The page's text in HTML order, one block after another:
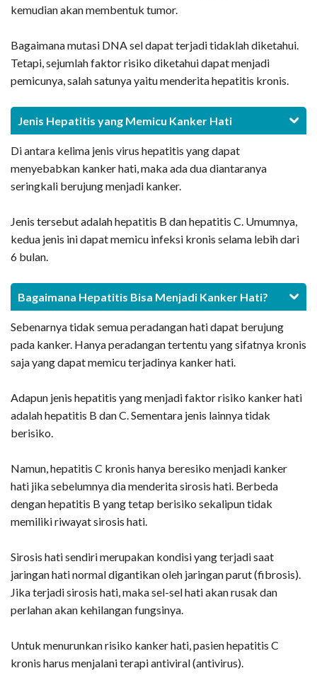
kemudian akan membentuk tumor.
Bagaimana mutasi DNA sel dapat terjadi tidaklah diketahui.
Tetapi, sejumlah faktor risiko diketahui dapat menjadi
pemicunya, salah satunya yaitu menderita hepatitis kronis.
Jenis Hepatitis yang Memicu Kanker Hati
Di antara kelima jenis virus hepatitis yang dapat
menyebabkan kanker hati, maka ada dua diantaranya
seringkali berujung menjadi kanker.
Jenis tersebut adalah hepatitis B dan hepatitis C. Umumnya,
kedua jenis ini dapat memicu infeksi kronis selama lebih dari
6 bulan.
Bagaimana Hepatitis Bisa Menjadi Kanker Hati?
Sebenarnya tidak semua peradangan hati dapat berujung
pada kanker. Hanya peradangan tertentu yang sifatnya kronis
saja yang dapat memicu terjadinya kanker hati.
Adapun jenis hepatitis yang menjadi faktor risiko kanker hati
adalah hepatitis B dan C. Sementara jenis lainnya tidak
berisiko.
Namun, hepatitis C kronis hanya beresiko menjadi kanker
hati jika sebelumnya dia menderita sirosis hati. Berbeda
dengan hepatitis B yang tetap berisiko sekalipun tidak
memiliki riwayat sirosis hati.
Sirosis hati sendiri merupakan kondisi yang terjadi saat
jaringan hati normal digantikan oleh jaringan parut (fibrosis).
Jika terjadi sirosis hati, maka sel-sel hati akan rusak dan
perlahan akan kehilangan fungsinya.
Untuk menurunkan risiko kanker hati, pasien hepatitis C
kronis harus menjalani terapi antiviral (antivirus).